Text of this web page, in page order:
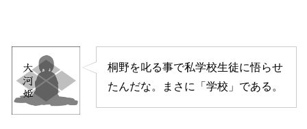
桐野を叱る事で私学校生徒に悟らせ
たんだな。まさに「学校」である。